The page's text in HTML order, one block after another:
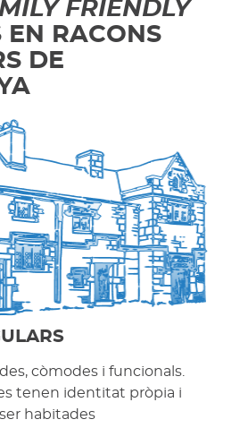
FRIENDLY
EN RACONS
DE
còmodes i funcionals.
tenen identitat pròpia i
habitades